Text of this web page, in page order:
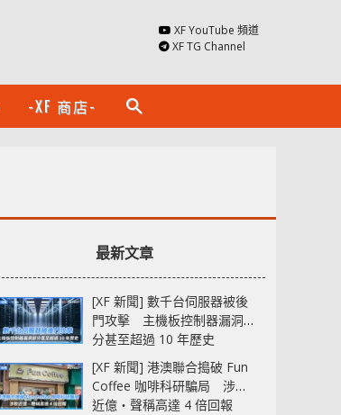
XF YouTube 頻道
XF TG Channel
-XF 商店- search
最新文章
[XF 新聞] 數千台伺服器被後
門攻擊 主機板控制器漏洞部
分甚至超過 10 年歷史
[XF 新聞] 港澳聯合搗破 Fun
Coffee 咖啡科研騙局 涉款
近億‧聲稱高達 4 倍回報